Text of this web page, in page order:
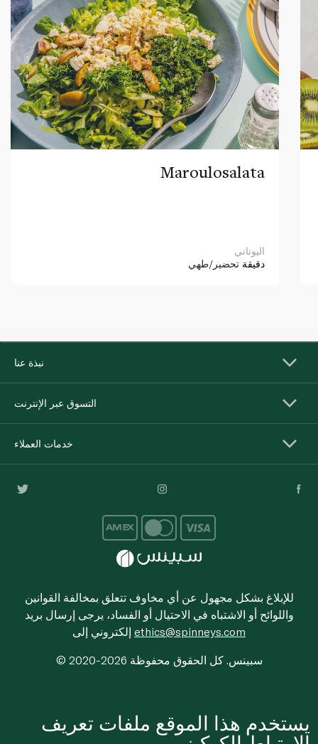
Maroulosalata
اليوناني
دقيقة تحضير/طهي
نبذة عنا
التسوق عبر الإنترنت
خدمات العملاء
للإبلاغ بشكل مجهول عن أي مخاوف تتعلق بمخالفة القوانين
واللوائح أو الاشتباه في الاحتيال أو الفساد، يرجى إرسال بريد
ethics@spinneys.com
© 2020-2026 سبينس. كل الحقوق محفوظة
يستخدم هذا الموقع ملفات تعريف